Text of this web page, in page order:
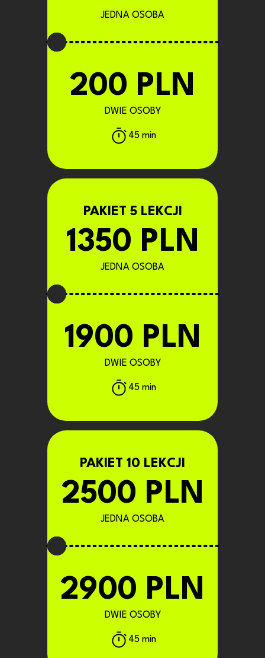
JEDNA OSOBA
200 PLN
DWIE OSOBY
45 min
PAKIET 5 LEKCJI
1350 PLN
JEDNA OSOBA
1900 PLN
DWIE OSOBY
45 min
PAKIET 10 LEKCJI
2500 PLN
JEDNA OSOBA
2900 PLN
DWIE OSOBY
45 min